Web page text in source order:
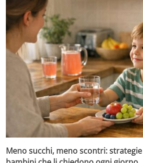
Meno succhi, meno scontri: